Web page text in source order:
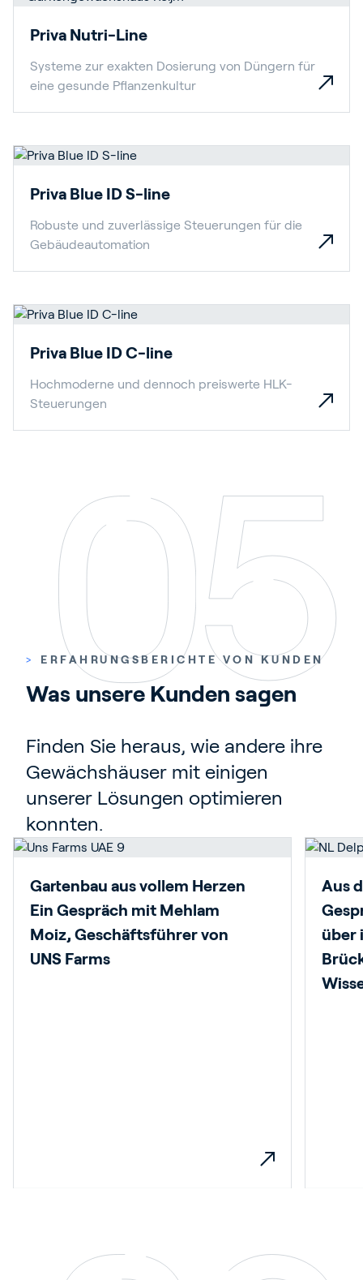
Priva Nutri-Line
Systeme zur exakten Dosierung von Düngern für
eine gesunde Pflanzenkultur
Priva Blue ID S-line
Robuste und zuverlässige Steuerungen für die
Gebäudeautomation
Priva Blue ID C-line
Hochmoderne und dennoch preiswerte HLK-
Steuerungen
> ERFAHRUNGSBERICHTE VON KUNDEN
Was unsere Kunden sagen
Finden Sie heraus, wie andere ihre
Gewächshäuser mit einigen
unserer Lösungen optimieren
konnten.
Gartenbau aus vollem Herzen
Ein Gespräch mit Mehlam
Moiz, Geschäftsführer von
UNS Farms
Aus
über